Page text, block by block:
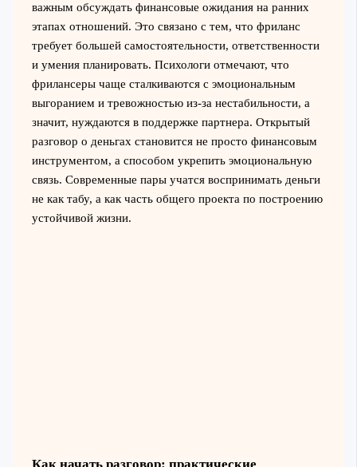
важным обсуждать финансовые ожидания на ранних
этапах отношений. Это связано с тем, что фриланс
требует большей самостоятельности, ответственности
и умения планировать. Психологи отмечают, что
фрилансеры чаще сталкиваются с эмоциональным
выгоранием и тревожностью из-за нестабильности, а
значит, нуждаются в поддержке партнера. Открытый
разговор о деньгах становится не просто финансовым
инструментом, а способом укрепить эмоциональную
связь. Современные пары учатся воспринимать деньги
не как табу, а как часть общего проекта по построению
устойчивой жизни.